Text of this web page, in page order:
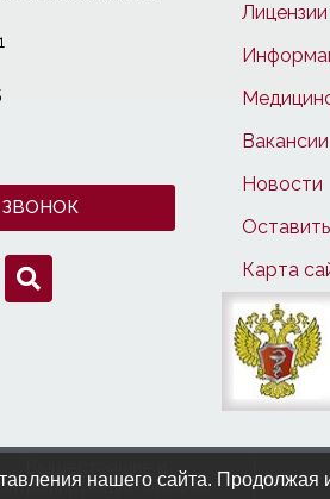
ЗВОНОК
Лицензии
Вакансии
Новости
Карта
органы
нашего сайта. Продолжая